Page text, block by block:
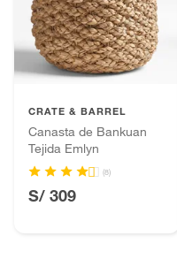
Número de piezas
Productos hechos a
Pinturas de color a pedido.
Plantas.
Baterías de auto.
Motocicletas y bicicletas
Licores y cigarros
CRATE & BARREL
Canasta de Bankuan
Tejida Emlyn
(8)
S/ 309